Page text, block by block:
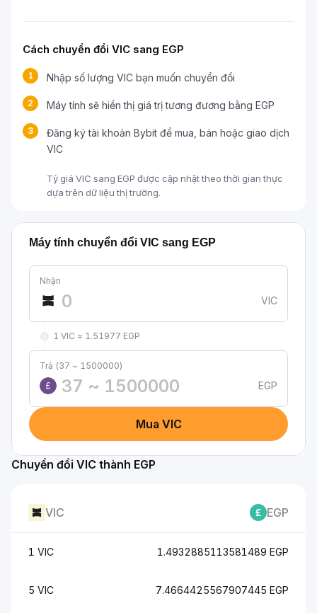
Cách chuyển đổi VIC sang EGP
1 Nhập số lượng VIC bạn muốn chuyển đổi
2 Máy tính sẽ hiển thị giá trị tương đương bằng EGP
3
Đăng ký tài khoản Bybit để mua, bán hoặc giao dịch
VIC
Tỷ giá VIC sang EGP được cập nhật theo thời gian thực
dựa trên dữ liệu thị trường.
Máy tính chuyển đổi VIC sang EGP
Nhận
VIC
1 VIC ≈ 1.51977 EGP
Trả (37 ~ 1500000)
£
EGP
Mua VIC
Chuyển đổi VIC thành EGP
VIC EGP
1 VIC 1.4932885113581489 EGP
5 VIC 7.4664425567907445 EGP